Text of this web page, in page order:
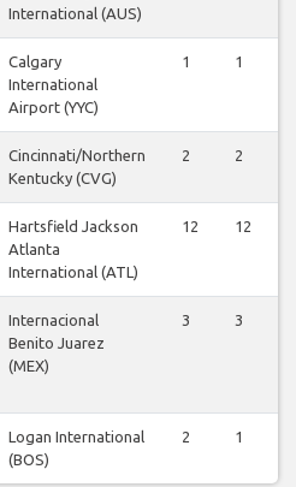
International (AUS)
Calgary
International
Airport (YYC)
1 1
Cincinnati/Northern
Kentucky (CVG)
2 2
Hartsfield Jackson
Atlanta
International (ATL)
12 12
Internacional
Benito Juarez
(MEX)
3 3
Logan International
(BOS)
2 1